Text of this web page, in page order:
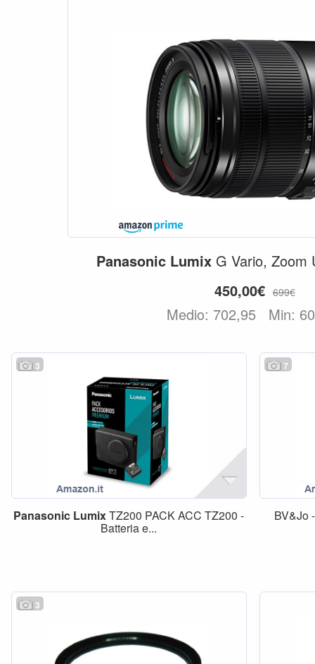
Panasonic LumixG Vario, Zoom
450,00€ 699€
Medio: 702,95 Min:
3
Panasonic LumixTZ200 PACK ACC TZ200 -
Batteria e...
7
BV&Jo
3